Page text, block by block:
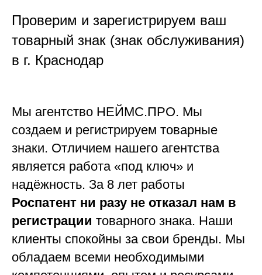
Проверим и зарегистрируем ваш
товарный знак (знак обслуживания)
в г. Краснодар
Мы агентство НЕЙМС.ПРО. Мы
создаем и регистрируем товарные
знаки. Отличием нашего агентства
является работа «под ключ» и
надёжность. За 8 лет работы
Роспатент ни разу не отказал нам в
регистрации товарного знака. Наши
клиенты спокойны за свои бренды. Мы
обладаем всеми необходимыми